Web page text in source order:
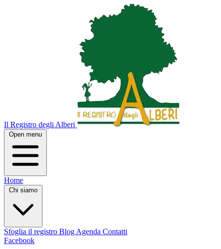
Il Registro degli Alberi
Open menu
Home
Chi siamo
Sfoglia il registro Blog Agenda Contatti
Facebook